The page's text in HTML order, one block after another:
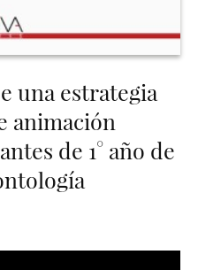
una estrategia
animación
de 1° año de